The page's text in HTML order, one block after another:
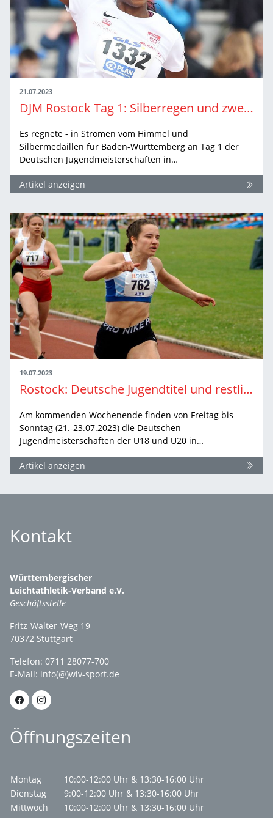
21.07.2023
DJM Rostock Tag 1: Silberregen und zweimal Gold
Es regnete - in Strömen vom Himmel und
Silbermedaillen für Baden-Württemberg an Tag 1 der
Deutschen Jugendmeisterschaften in…
Artikel anzeigen
19.07.2023
Rostock: Deutsche Jugendtitel und restliche U20-EM-Tickets
Am kommenden Wochenende finden von Freitag bis
Sonntag (21.-23.07.2023) die Deutschen
Jugendmeisterschaften der U18 und U20 in…
Artikel anzeigen
Kontakt
Württembergischer
Leichtathletik-Verband e.V.
Geschäftsstelle
Fritz-Walter-Weg 19
70372 Stuttgart
Telefon: 0711 28077-700
E-Mail: info(@)wlv-sport.de
Öffnungszeiten
Montag
10:00-12:00 Uhr & 13:30-16:00 Uhr
Dienstag
9:00-12:00 Uhr & 13:30-16:00 Uhr
Mittwoch
10:00-12:00 Uhr & 13:30-16:00 Uhr